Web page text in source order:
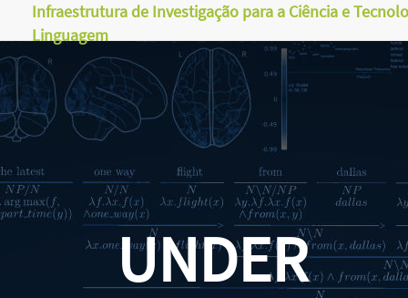
Infraestrutura de Investigação para a Ciência e
Linguagem
UNDER